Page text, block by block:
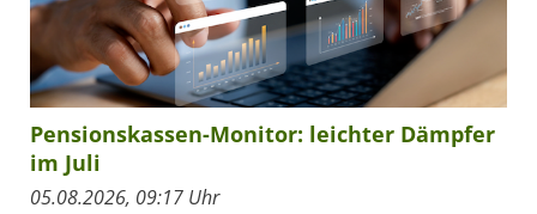
Pensionskassen-Monitor: leichter Dämpfer
im Juli
05.08.2026, 09:17 Uhr